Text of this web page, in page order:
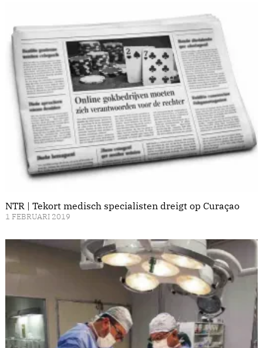
NTR | Tekort medisch specialisten dreigt op Curaçao
1 FEBRUARI 2019